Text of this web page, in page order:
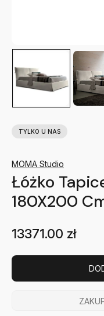
TYLKO U NAS
MOMA Studio
Łóżko
180X200
13371.00 zł